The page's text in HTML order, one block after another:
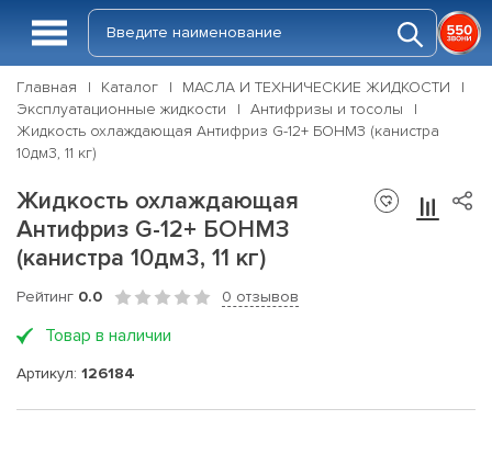
Главная Каталог
МАСЛА И ТЕХНИЧЕСКИЕ ЖИДКОСТИ
Эксплуатационные жидкости
Антифризы и тосолы
Жидкость охлаждающая Антифриз G-12+ БОНМЗ (канистра
10дм3, 11 кг)
Жидкость охлаждающая
Антифриз G-12+ БОНМЗ
(канистра 10дм3, 11 кг)
Рейтинг 0.0 0 отзывов
Товар в наличии
Артикул: 126184